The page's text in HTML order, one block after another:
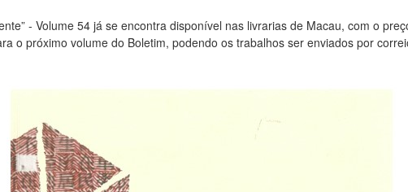
- Volume 54 já se encontra disponível nas livrarias de Macau, com o
o próximo volume do Boletim, podendo os trabalhos ser enviados por